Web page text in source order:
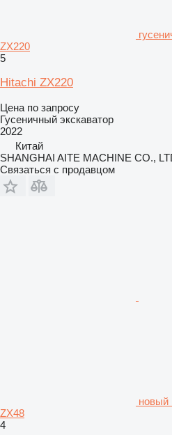
ZX220
5
Hitachi ZX220
Цена по запросу
Гусеничный экскаватор
2022
Китай
SHANGHAI AITE MACHINE CO.,
Связаться с продавцом
новый
ZX48
4